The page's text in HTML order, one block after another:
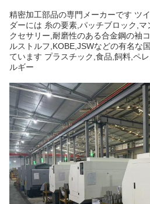
精密加工部品の専門メーカーです ツ
ダーには 糸の要素,パッチブロック,
クセサリー,耐磨性のある合金鋼の袖
ルストルフ,KOBE,JSWなどの有名な
ています プラスチック,食品,飼料,ペ
ルギー